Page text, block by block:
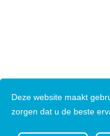
Deze website maakt
zorgen dat u de beste